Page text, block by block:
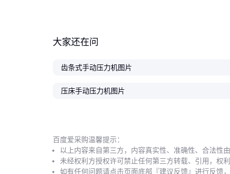
大家还在问
齿条式手动压力机图片
压床手动压力机图片
百度爱采购温馨提示：
以上内容来自第三方，内容真实性、准确性、合法性
未经权利方授权许可禁止任何第三方转载、引用，权
如有任何问题请点击页面底部『建议反馈』进行反馈